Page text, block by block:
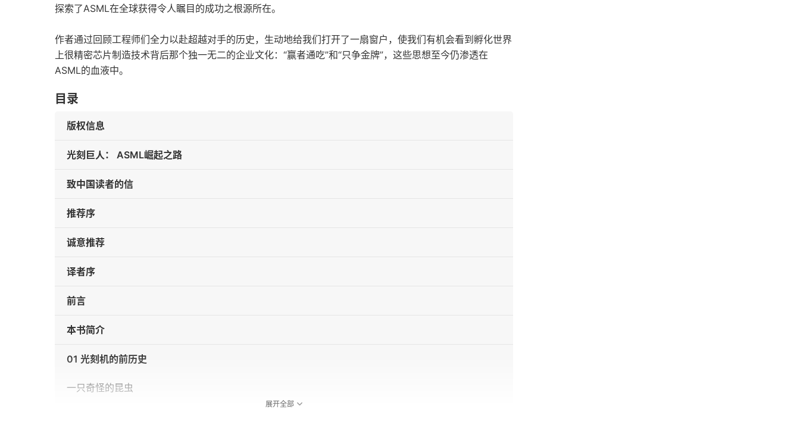
探索了ASML在全球获得令人瞩目的成功之根源所在。
作者通过回顾工程师们全力以赴超越对手的历史，生动地给我们打开了一扇窗户，使我们有机会看到孵化世界
上很精密芯片制造技术背后那个独一无二的企业文化：“赢者通吃”和“只争金牌”，这些思想至今仍渗透在
ASML的血液中。
目录
版权信息
光刻巨人： ASML崛起之路
致中国读者的信
推荐序
诚意推荐
译者序
前言
本书简介
01 光刻机的前历史
一只奇怪的昆虫
展开全部